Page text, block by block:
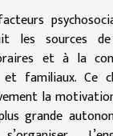
les sources
et à la
et familiaux. Ce
la
grande